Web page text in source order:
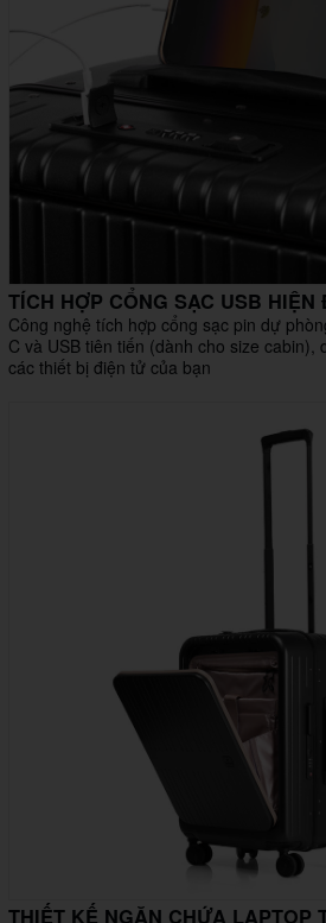
TÍCH HỢP CỔNG SẠC USB HIỆN
Công nghệ tích hợp cổng sạc pin dự
C và USB tiên tiến (dành cho size cabin),
các thiết bị điện tử của bạn
THIẾT KẾ NGĂN CHỨA LAPTOP